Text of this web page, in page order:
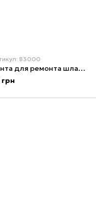
B3000
Лента для ремонта шлангов AutoBand 5см на 3м К2 B3000
грн